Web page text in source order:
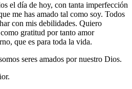
el día de hoy, con tanta imperfección
me has amado tal como soy. Todos
con mis debilidades. Quiero
gratitud por tanto amor
que es para toda la vida.
seres amados por nuestro Dios.